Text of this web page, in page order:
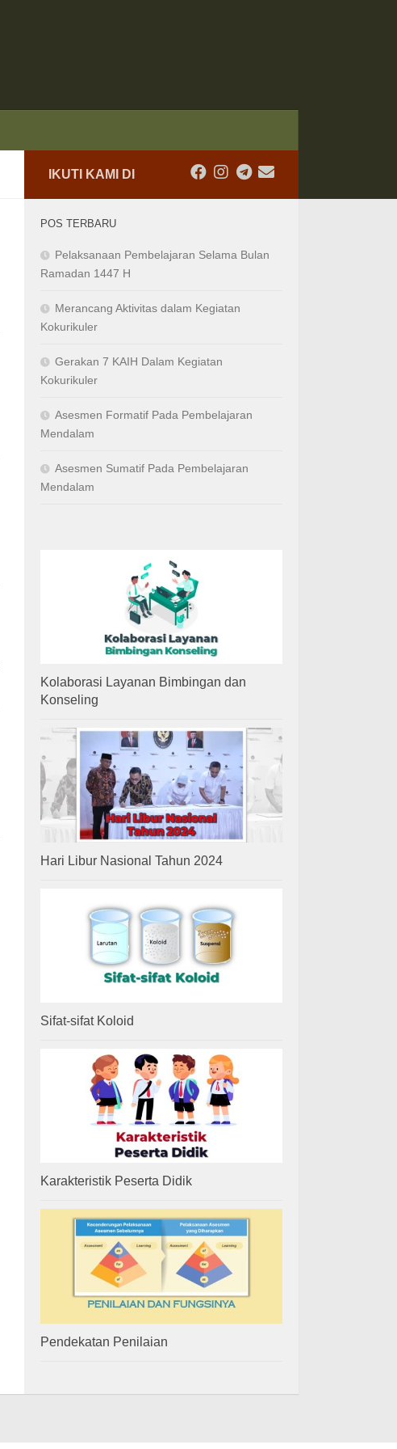
IKUTI KAMI DI
POS TERBARU
Pelaksanaan Pembelajaran Selama Bulan
Ramadan 1447 H
Merancang Aktivitas dalam Kegiatan
Kokurikuler
Gerakan 7 KAIH Dalam Kegiatan
Kokurikuler
Asesmen Formatif Pada Pembelajaran
Mendalam
Asesmen Sumatif Pada Pembelajaran
Mendalam
Kolaborasi Layanan Bimbingan dan
Konseling
Hari Libur Nasional Tahun 2024
Sifat-sifat Koloid
Karakteristik Peserta Didik
Pendekatan Penilaian